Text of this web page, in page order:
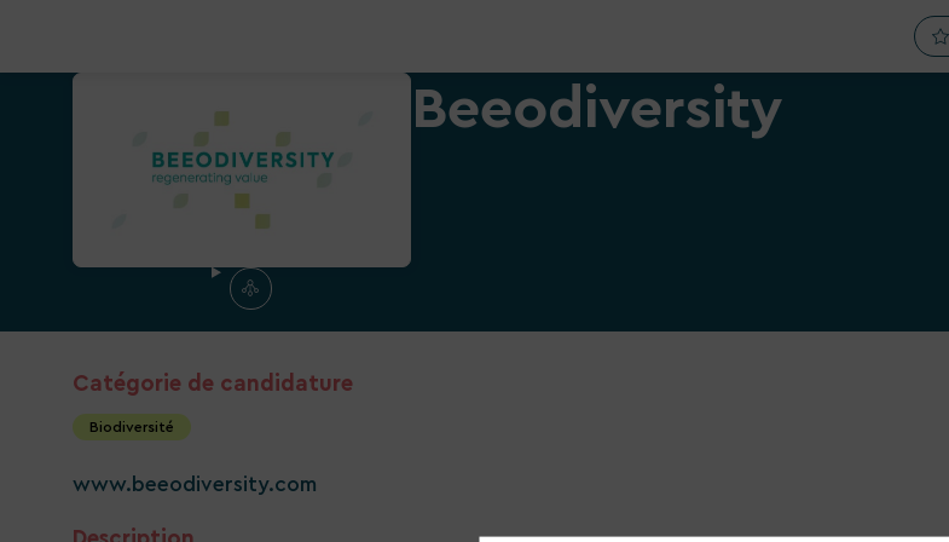
Beeodiversity
Catégorie de candidature
Biodiversité
www.beeodiversity.com